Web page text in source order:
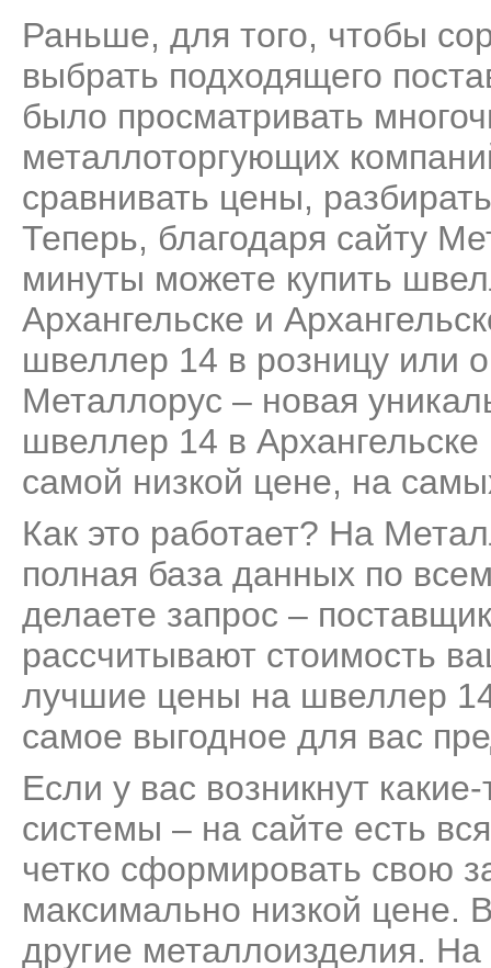
Раньше, для того, чтобы
выбрать подходящего
было просматривать
металлоторгующих
сравнивать цены,
Теперь, благодаря сайту
минуты можете купить
Архангельске и
швеллер 14 в розницу или
Металлорус – новая
швеллер 14 в
самой низкой цене, на
Как это работает? На
полная база данных по
делаете запрос –
рассчитывают стоимость
лучшие цены на швеллер
самое выгодное для вас
Если у вас возникнут
системы – на сайте есть
четко сформировать свою
максимально низкой цене.
другие металлоизделия.